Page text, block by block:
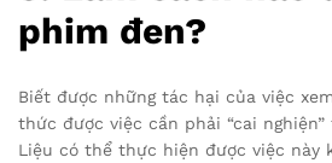
phim đen?
Biết được những tác hại của việc
thức được việc cần phải “cai
Liệu có thể thực hiện được việc này